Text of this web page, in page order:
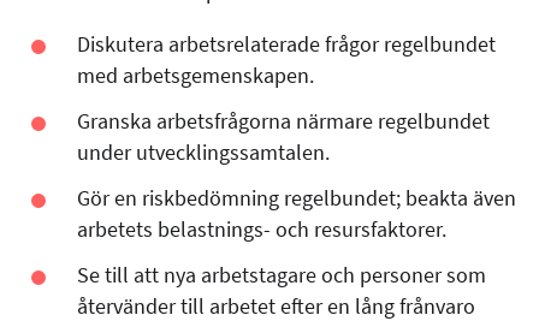
Diskutera arbetsrelaterade frågor regelbundet
med arbetsgemenskapen.
Granska arbetsfrågorna närmare regelbundet
under utvecklingssamtalen.
Gör en riskbedömning regelbundet; beakta även
arbetets belastnings- och resursfaktorer.
Se till att nya arbetstagare och personer som
återvänder till arbetet efter en lång frånvaro